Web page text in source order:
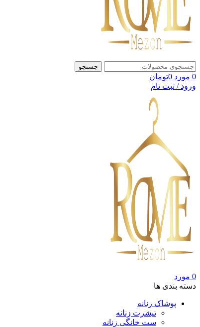
جستجو
0 مورد 0تومان
ورود / ثبت نام
0 مورد
دسته بندی ها
پوشاک زنانه
تیشرت زنانه
ست خانگی زنانه